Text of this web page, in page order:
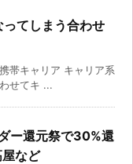
てしまう合わせ
帯キャリア キャリア系
せてキ ...
ー還元祭で30%還
など